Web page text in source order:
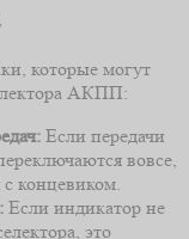
которые могут
АКПП:
Если передачи
вовсе,
концевиком.
Если индикатор не
это